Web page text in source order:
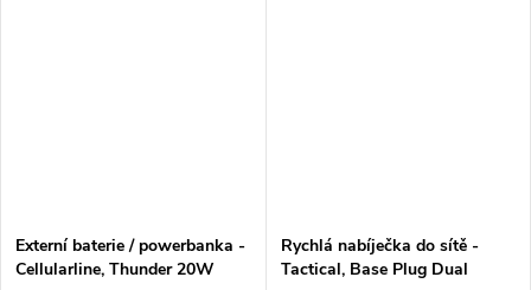
Externí baterie / powerbanka -
Cellularline, Thunder 20W
Rychlá nabíječka do sítě -
Tactical, Base Plug Dual